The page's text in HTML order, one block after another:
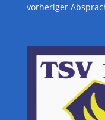
vorheriger